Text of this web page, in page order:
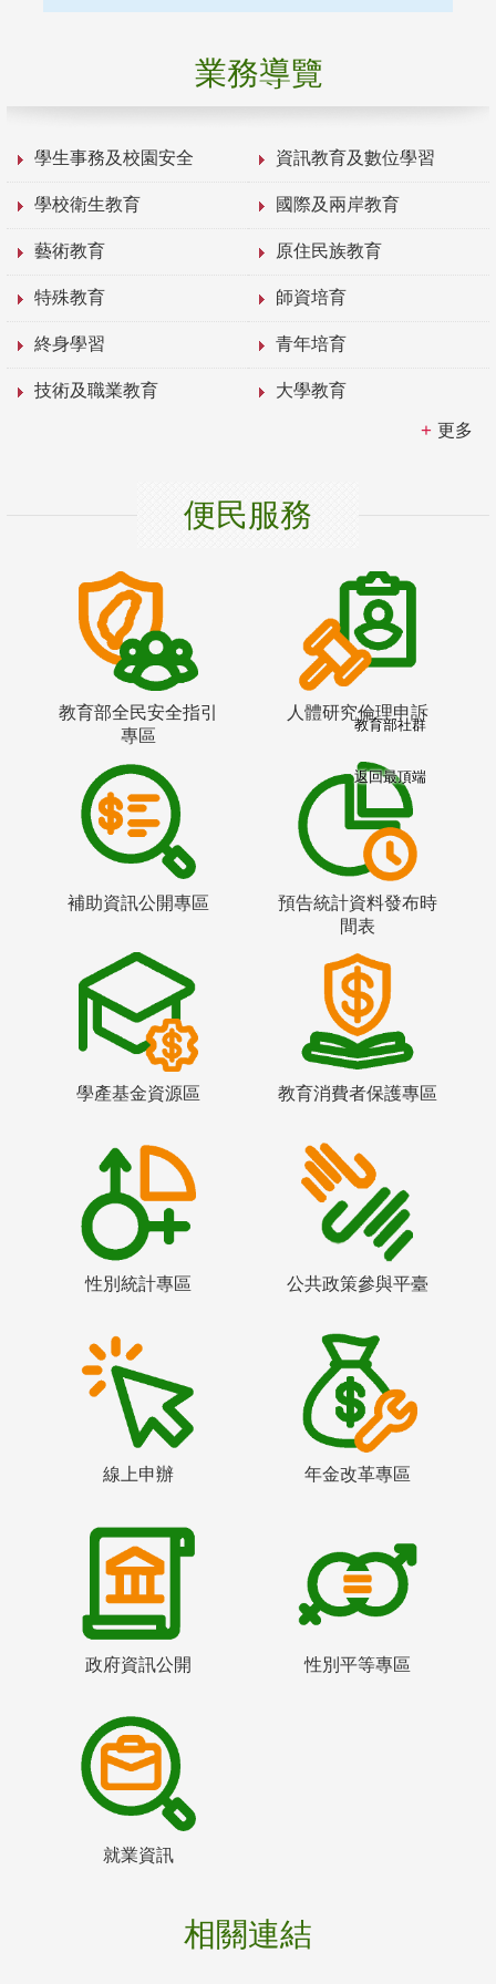
業務導覽
學生事務及校園安全 資訊教育及數位學習
學校衛生教育 國際及兩岸教育
藝術教育 原住民族教育
特殊教育 師資培育
終身學習 青年培育
技術及職業教育 大學教育
更多
便民服務
教育部全民安全指引
專區
人體研究倫理申訴
補助資訊公開專區
預告統計資料發布時
間表
學產基金資源區 教育消費者保護專區
性別統計專區 公共政策參與平臺
線上申辦 年金改革專區
政府資訊公開 性別平等專區
就業資訊
相關連結
教育部社群
返回最頂端